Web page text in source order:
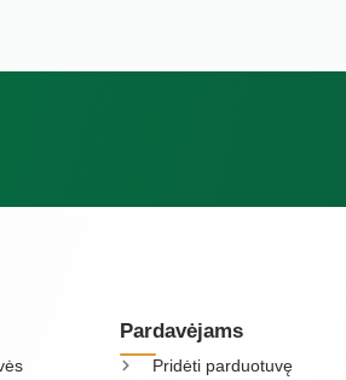
Pardavėjams
Pridėti parduotuvę